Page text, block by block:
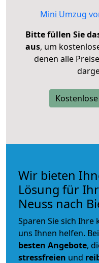
Mini Umzug
Bitte füllen Sie
aus, um
denen alle
Wir bieten
Lösung für
Neuss nach
Sparen Sie sich Ihre
uns Ihnen helfen.
besten Angebote,
stressfreien und